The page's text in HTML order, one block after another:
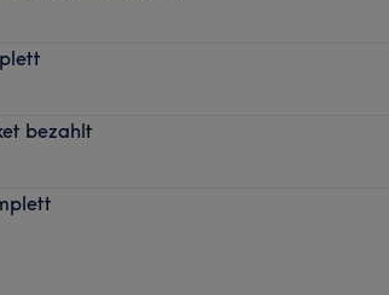
bezahlt